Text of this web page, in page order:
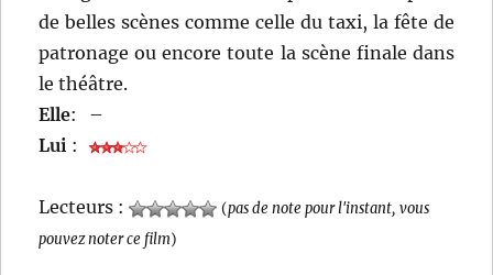
de belles scènes comme celle du taxi, la fête de
patronage ou encore toute la scène finale dans
le théâtre.
Elle:
–
Lui :
Lecteurs : (pas de note pour l'instant, vous
pouvez noter ce film)